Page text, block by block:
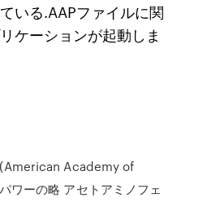
いる.AAPファイルに関
ケーションが起動しま
Academy of
ワーの略 アセトアミノフェ